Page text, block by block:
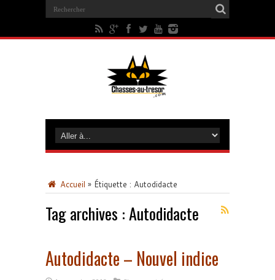
Accueil » Étiquette : Autodidacte
Tag archives :Autodidacte
Autodidacte – Nouvel indice